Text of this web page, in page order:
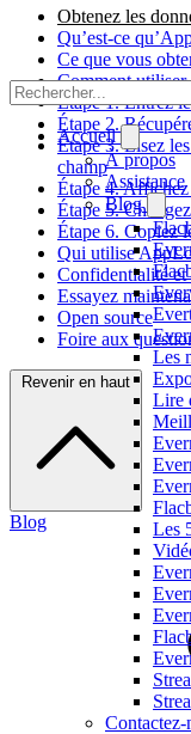
Accueil
À propos
Assistance
Blog
Les
Lire
Les
Contactez-
Obtenez les
Qu’est-ce
Ce que vous
Comment
Étape 1. Entrez
Étape 2.
Étape 3. Lisez
champ
Étape 4.
Étape 5.
Étape 6. Copiez
Qui utilise
Confidentialité et
Essayez
Open source
Foire aux
Revenir en haut
Blog